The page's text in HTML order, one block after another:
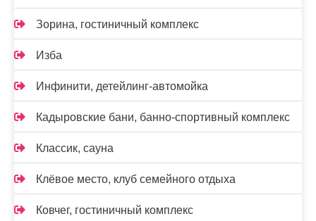
Зорина, гостиничный комплекс
Изба
Инфинити, детейлинг-автомойка
Кадыровские бани, банно-спортивный комплекс
Классик, сауна
Клёвое место, клуб семейного отдыха
Ковчег, гостиничный комплекс